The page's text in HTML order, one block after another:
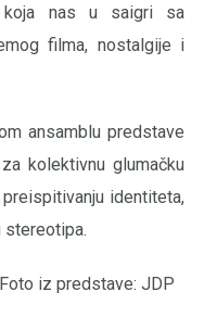
koja nas u saigri sa
filma, nostalgije i
ansamblu predstave
kolektivnu glumačku
identiteta,
stereotipa.
Foto iz predstave: JDP